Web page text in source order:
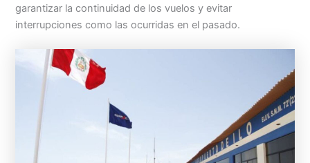
garantizar la continuidad de los vuelos y evitar
interrupciones como las ocurridas en el pasado.